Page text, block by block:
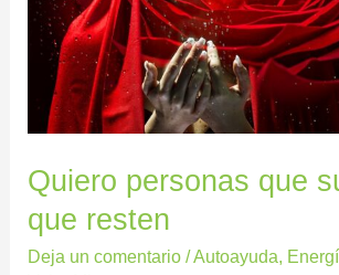
Quiero personas que
que resten
Deja un comentario /Autoayuda,
resten